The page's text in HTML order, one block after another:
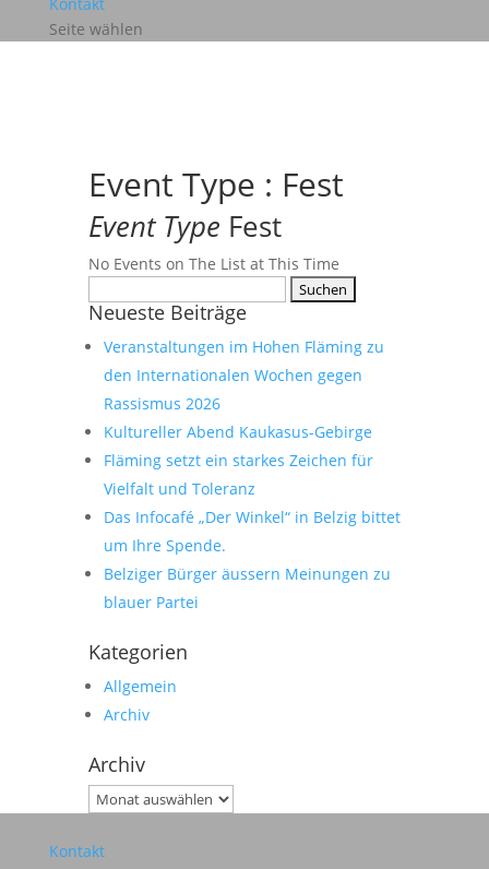
Seite wählen
Event Type : Fest
Event Type Fest
No Events on The List at This Time
nach:
Neueste Beiträge
Veranstaltungen im Hohen Fläming zu
den Internationalen Wochen gegen
Rassismus 2026
Kultureller Abend Kaukasus-Gebirge
Fläming setzt ein starkes Zeichen für
Vielfalt und Toleranz
Das Infocafé „Der Winkel“ in Belzig bittet
um Ihre Spende.
Belziger Bürger äussern Meinungen zu
blauer Partei
Kategorien
Allgemein
Archiv
Archiv
Archiv
Kontakt